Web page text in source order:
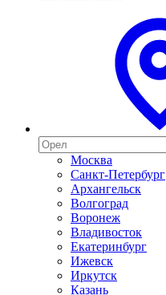
Москва
Санкт-Петербург
Архангельск
Волгоград
Воронеж
Владивосток
Екатеринбург
Ижевск
Иркутск
Казань